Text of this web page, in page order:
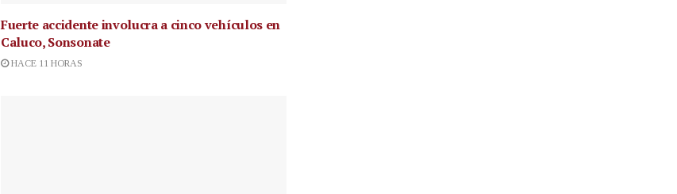
Fuerte accidente involucra a cinco vehículos en
Caluco, Sonsonate
HACE 11 HORAS